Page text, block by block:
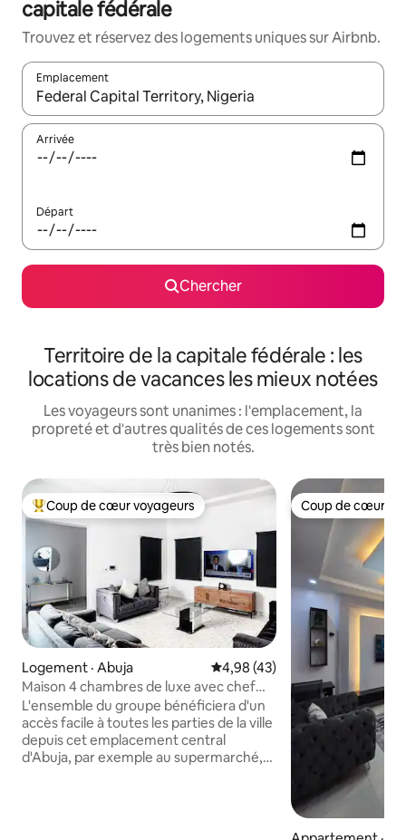
capitale fédérale
Trouvez et réservez des logements uniques sur Airbnb.
Emplacement
Quand les résultats sont affichés, parcourez-les en utilisant
Arrivée
Départ
Chercher
Territoire de la capitale fédérale : les
locations de vacances les mieux notées
Les voyageurs sont unanimes : l'emplacement, la
propreté et d'autres qualités de ces logements sont
très bien notés.
Coup de cœur voyageurs parmi les plus aimés
Coup de cœur voyageurs
Logement · Abuja Note moyenne de 4,98 sur 5,
4,98 (43)
Maison 4 chambres de luxe avec chef
cuisinier. Électricité/Wi-Fi 24h/24
L'ensemble du groupe bénéficiera d'un
accès facile à toutes les parties de la ville
depuis cet emplacement central
d'Abuja, par exemple au supermarché,
Coup de cœur
Coup de cœur